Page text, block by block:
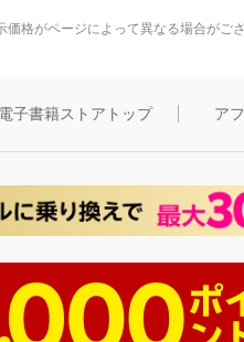
格がページによって異なる場合がご
子書籍ストアトップ ア